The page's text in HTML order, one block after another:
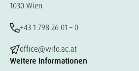
1030 Wien
+43 1 798 26 01 – 0
office@wifo.ac.at
Weitere Informationen